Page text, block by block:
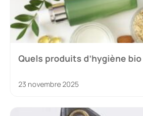
Quels produits d’hygiène
23 novembre 2025